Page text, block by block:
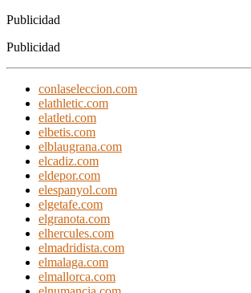
Publicidad
Publicidad
conlaseleccion.com
elathletic.com
elatleti.com
elbetis.com
elblaugrana.com
elcadiz.com
eldepor.com
elespanyol.com
elgetafe.com
elgranota.com
elhercules.com
elmadridista.com
elmalaga.com
elmallorca.com